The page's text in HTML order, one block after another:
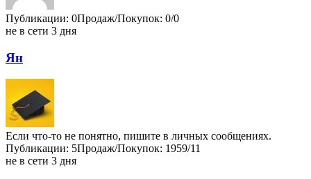
Публикации: 0Продаж/Покупок: 0/0
не в сети 3 дня
Ян
Если что-то не понятно, пишите в личных сообщениях.
Публикации: 5Продаж/Покупок: 1959/11
не в сети 3 дня